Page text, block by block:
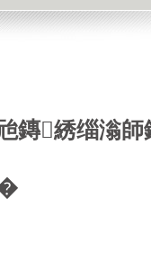
鏄綉缁滃
�